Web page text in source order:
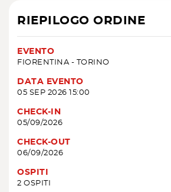
RIEPILOGO ORDINE
EVENTO
FIORENTINA - TORINO
DATA EVENTO
05 SEP 2026 15:00
CHECK-IN
05/09/2026
CHECK-OUT
06/09/2026
OSPITI
2 OSPITI